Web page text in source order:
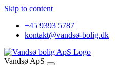
Skip to content
+45 9393 5787
kontakt@vandsø-bolig.dk
Vandsø ApS